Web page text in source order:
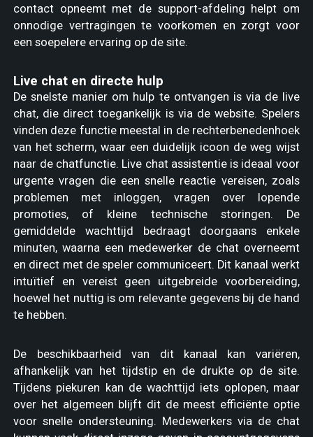
contact opneemt met de support-afdeling helpt om
onnodige vertragingen te voorkomen en zorgt voor
een soepelere ervaring op de site.
Live chat en directe hulp
De snelste manier om hulp te ontvangen is via de live
chat, die direct toegankelijk is via de website. Spelers
vinden deze functie meestal in de rechterbenedenhoek
van het scherm, waar een duidelijk icoon de weg wijst
naar de chatfunctie. Live chat assistentie is ideaal voor
urgente vragen die een snelle reactie vereisen, zoals
problemen met inloggen, vragen over lopende
promoties, of kleine technische storingen. De
gemiddelde wachttijd bedraagt doorgaans enkele
minuten, waarna een medewerker de chat overneemt
en direct met de speler communiceert. Dit kanaal werkt
intuïtief en vereist geen uitgebreide voorbereiding,
hoewel het nuttig is om relevante gegevens bij de hand
te hebben.
De beschikbaarheid van dit kanaal kan variëren,
afhankelijk van het tijdstip en de drukte op de site.
Tijdens piekuren kan de wachttijd iets oplopen, maar
over het algemeen blijft dit de meest efficiënte optie
voor snelle ondersteuning. Medewerkers via de chat